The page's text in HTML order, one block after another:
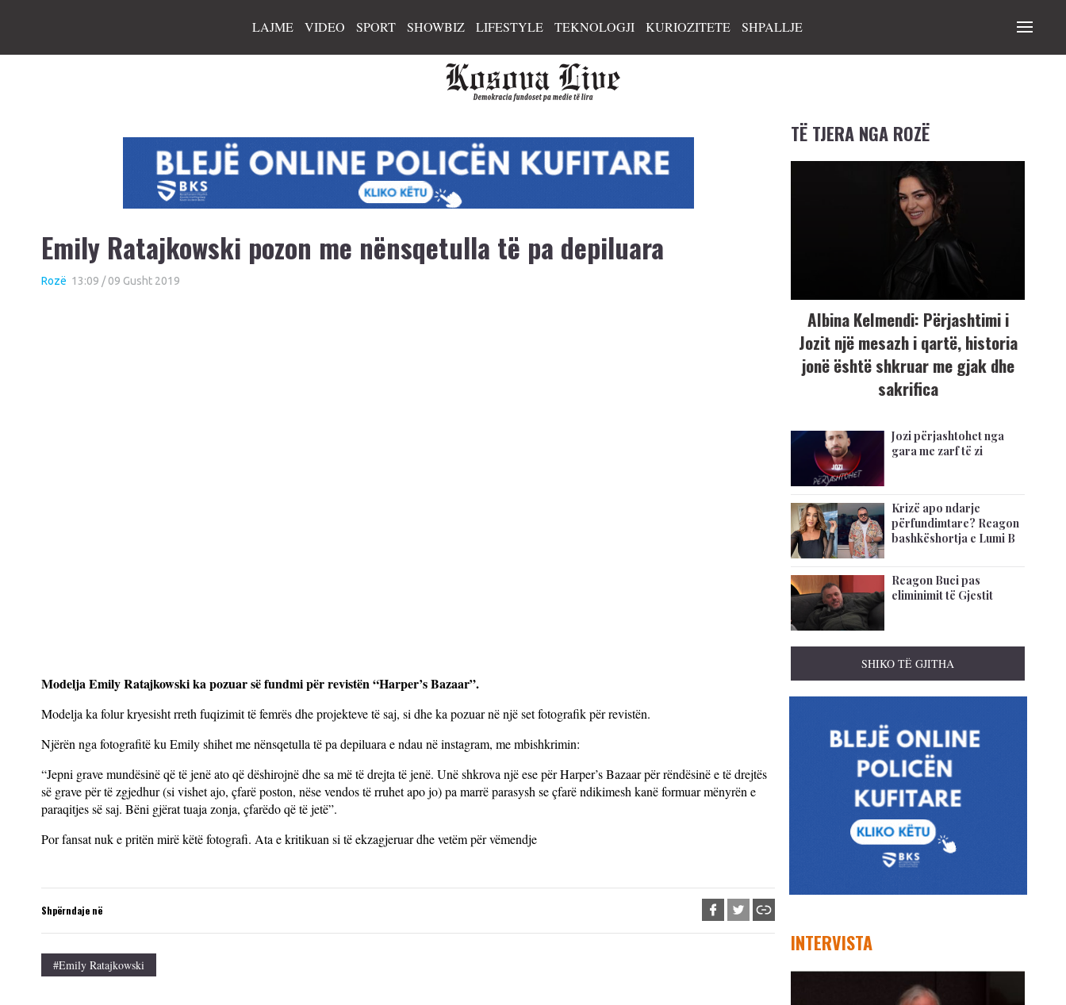
LAJME VIDEO SPORT SHOWBIZ LIFESTYLE TEKNOLOGJI KURIOZITETE SHPALLJE
Emily Ratajkowski pozon me nënsqetulla të pa depiluara
Rozë 13:09 / 09 Gusht 2019
Modelja Emily Ratajkowski ka pozuar së fundmi për revistën “Harper’s Bazaar”.
Modelja ka folur kryesisht rreth fuqizimit të femrës dhe projekteve të saj, si dhe ka pozuar në një set fotografik për revistën.
Njërën nga fotografitë ku Emily shihet me nënsqetulla të pa depiluara e ndau në instagram, me mbishkrimin:
“Jepni grave mundësinë që të jenë ato që dëshirojnë dhe sa më të drejta të jenë. Unë shkrova një ese për Harper’s Bazaar për rëndësinë e të drejtës
së grave për të zgjedhur (si vishet ajo, çfarë poston, nëse vendos të rruhet apo jo) pa marrë parasysh se çfarë ndikimesh kanë formuar mënyrën e
paraqitjes së saj. Bëni gjërat tuaja zonja, çfarëdo që të jetë”.
Por fansat nuk e pritën mirë këtë fotografi. Ata e kritikuan si të ekzagjeruar dhe vetëm për vëmendje
Shpërndaje në
#Emily Ratajkowski
TË TJERA NGA ROZË
Albina Kelmendi: Përjashtimi i
Jozit një mesazh i qartë, historia
jonë është shkruar me gjak dhe
sakrifica
Jozi përjashtohet nga
gara me zarf të zi
Krizë apo ndarje
përfundimtare? Reagon
bashkëshortja e Lumi B
Reagon Buci pas
eliminimit të Gjestit
SHIKO TË GJITHA
INTERVISTA